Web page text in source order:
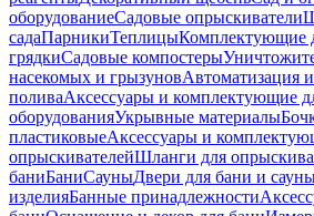
оборудованиеСадовые опрыскиватели
садаПарникиТеплицыКомплектующие
грядкиСадовые компостеры
насекомых и грызуновАвтоматизация
поливаАксессуары и комплектующие
оборудованияУкрывные материалы
пластиковыеАксессуары и
опрыскивателейШланги для
баниБаниСауныДвери для бани и
изделияБанные принадлежности